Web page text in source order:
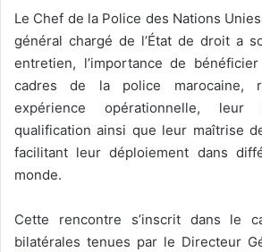
Le Chef de la Police des Nations
général chargé de l’État de droit a
entretien, l’importance de
cadres de la police marocaine,
expérience opérationnelle,
qualification ainsi que leur maîtrise
facilitant leur déploiement dans
monde.
Cette rencontre s’inscrit dans le
bilatérales tenues par le Directeur